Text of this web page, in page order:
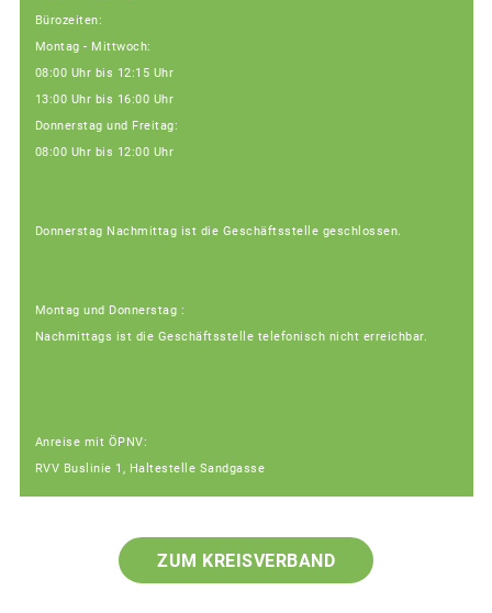
Bürozeiten:
Montag - Mittwoch:
08:00 Uhr bis 12:15 Uhr
13:00 Uhr bis 16:00 Uhr
Donnerstag und Freitag:
08:00 Uhr bis 12:00 Uhr
Donnerstag Nachmittag ist die Geschäftsstelle geschlossen.
Montag und Donnerstag :
Nachmittags ist die Geschäftsstelle telefonisch nicht erreichbar.
Anreise mit ÖPNV:
RVV Buslinie 1, Haltestelle Sandgasse
ZUM KREISVERBAND